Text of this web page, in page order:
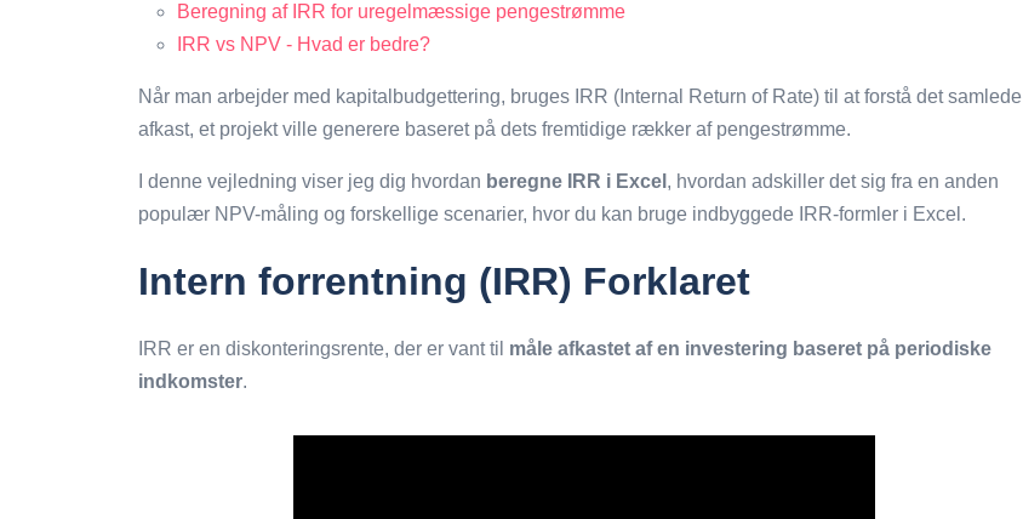
Beregning af IRR for uregelmæssige pengestrømme
IRR vs NPV - Hvad er bedre?
Når man arbejder med kapitalbudgettering, bruges IRR (Internal Return of Rate) til at forstå det samlede
afkast, et projekt ville generere baseret på dets fremtidige rækker af pengestrømme.
I denne vejledning viser jeg dig hvordan beregne IRR i Excel , hvordan adskiller det sig fra en anden
populær NPV-måling og forskellige scenarier, hvor du kan bruge indbyggede IRR-formler i Excel.
Intern forrentning (IRR) Forklaret
IRR er en diskonteringsrente, der er vant til måle afkastet af en investering baseret på periodiske
indkomster.